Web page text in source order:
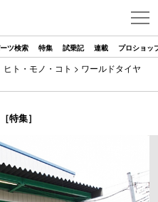
ツ検索 特集 試乗記 連載 プロショッ
ト・モノ・コト > ワールドタイヤ
［特集］